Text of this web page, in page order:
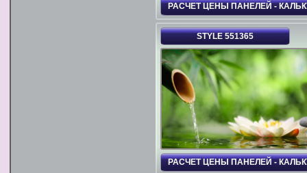
РАСЧЕТ ЦЕНЫ ПАНЕЛЕЙ -
STYLE 551365
РАСЧЕТ ЦЕНЫ ПАНЕЛЕЙ -